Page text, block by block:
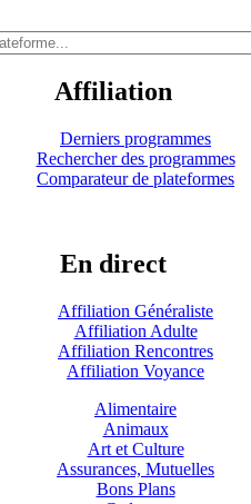
Affiliation
Derniers programmes
Rechercher des programmes
Comparateur de plateformes
En direct
Affiliation Généraliste
Affiliation Adulte
Affiliation Rencontres
Affiliation Voyance
Alimentaire
Animaux
Art et Culture
Assurances, Mutuelles
Bons Plans